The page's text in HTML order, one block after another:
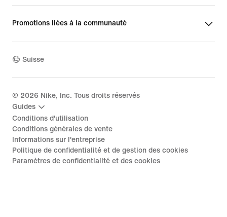
Promotions liées à la communauté
Suisse
© 2026 Nike, Inc. Tous droits réservés
Guides
Conditions d'utilisation
Conditions générales de vente
Informations sur l'entreprise
Politique de confidentialité et de gestion des cookies
Paramètres de confidentialité et des cookies